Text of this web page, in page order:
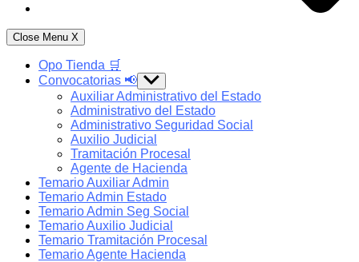
Close Menu X
Opo Tienda 🛒
Convocatorias 📢 Show
sub
menu
Auxiliar Administrativo del Estado
Administrativo del Estado
Administrativo Seguridad Social
Auxilio Judicial
Tramitación Procesal
Agente de Hacienda
Temario Auxiliar Admin
Temario Admin Estado
Temario Admin Seg Social
Temario Auxilio Judicial
Temario Tramitación Procesal
Temario Agente Hacienda